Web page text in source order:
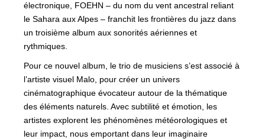
électronique, FOEHN – du nom du vent ancestral reliant
le Sahara aux Alpes – franchit les frontières du jazz dans
un troisième album aux sonorités aériennes et
rythmiques.
Pour ce nouvel album, le trio de musiciens s’est associé à
l’artiste visuel Malo, pour créer un univers
cinématographique évocateur autour de la thématique
des éléments naturels. Avec subtilité et émotion, les
artistes explorent les phénomènes météorologiques et
leur impact, nous emportant dans leur imaginaire